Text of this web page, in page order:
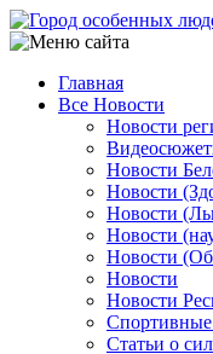
Перейти
к
содержанию
Main
navigation
Главная
Все Новости
Новости
Новости
Новости
Новости
Новости
Новости
Новости
Новости
Спортивные
Статьи о